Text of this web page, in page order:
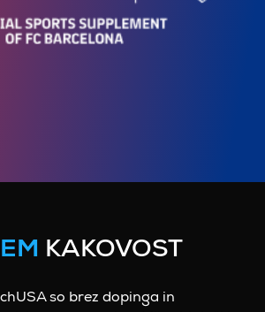
v 15 državah
KAKOVOST
so brez dopinga in